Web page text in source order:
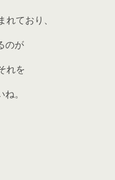
ており、
のが
れを
。